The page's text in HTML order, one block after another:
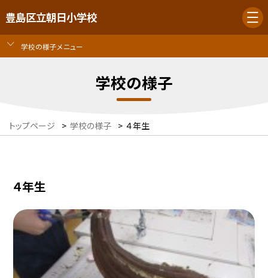
豊島区立朝日小学校
学校の様子メニュー
学校の様子
トップページ > 学校の様子 > ４年生
４年生